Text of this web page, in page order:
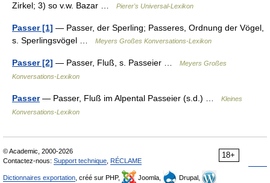
Zirkel; 3) so v.w. Bazar …
Pierer's Universal-Lexikon
Passer [1] — Passer, der Sperling; Passeres, Ordnung der Vögel,
s. Sperlingsvögel …
Meyers Großes Konversations-Lexikon
Passer [2] — Passer, Fluß, s. Passeier …
Meyers Großes
Konversations-Lexikon
Passer— Passer, Fluß im Alpental Passeier (s.d.) …
Kleines
Konversations-Lexikon
18+
© Academic, 2000-2026
Contactez-nous: Support technique RÉCLAME
Dictionnaires exportation , créé sur PHP, Joomla,
Drupal,